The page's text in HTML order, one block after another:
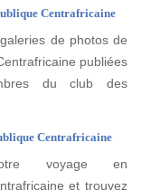
Centrafricaine
de photos de
publiées
du club des
Centrafricaine
voyage en
et trouvez